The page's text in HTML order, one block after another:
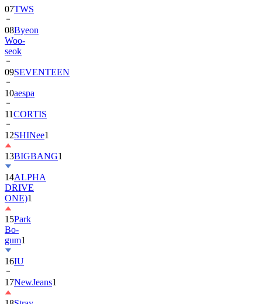
08Byeon
Woo-
seok
09SEVENTEEN
10aespa
11CORTIS
12SHINee1
13BIGBANG
14ALPHA
DRIVE
ONE)1
15Park
Bo-
gum1
16IU
17NewJeans
18Stray
Kids